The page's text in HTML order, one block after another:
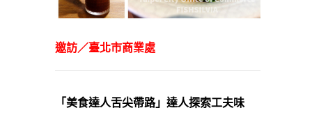
邀訪／臺北市商業處
「美食達人舌尖帶路」達人探索工夫味